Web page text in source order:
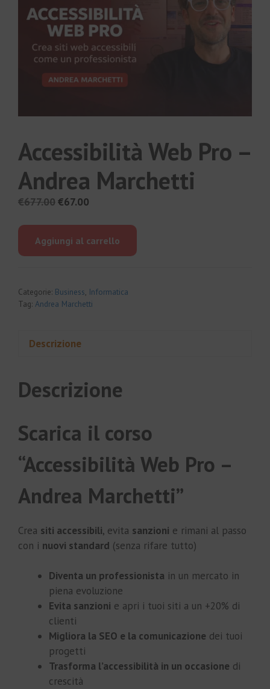
Accessibilità Web Pro –
Andrea Marchetti
€677.00Il
era:
€67.00
è:
Aggiungi al carrello
Categorie: Business, Informatica
Tag: Andrea Marchetti
Descrizione
Descrizione
Scarica il corso
“Accessibilità Web Pro –
Andrea Marchetti”
Crea siti accessibili, evita sanzioni e rimani al passo
con i nuovi standard (senza rifare tutto)
Diventa un professionista in un mercato in
piena evoluzione
Evita sanzioni e apri i tuoi siti a un +20% di
clienti
Migliora la SEO e la comunicazione dei tuoi
progetti
Trasforma l’accessibilità in un occasione di
crescità